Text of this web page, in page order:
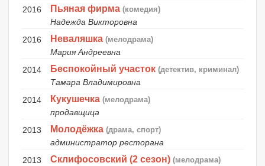
2016
Пьяная фирма (комедия)
Надежда Викторовна
2016
Неваляшка (мелодрама)
Мария Андреевна
2014
Беспокойный участок (детектив, криминал)
Тамара Владимировна
2014
Кукушечка (мелодрама)
продавщица
2013
Молодёжка (драма, спорт)
администратор ресторана
2013
Склифосовский (2 сезон) (мелодрама)